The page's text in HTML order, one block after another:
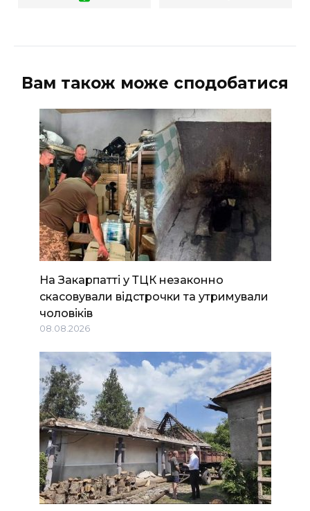
Вам також може сподобатися
На Закарпатті у ТЦК незаконно
скасовували відстрочки та утримували
чоловіків
08.08.2026